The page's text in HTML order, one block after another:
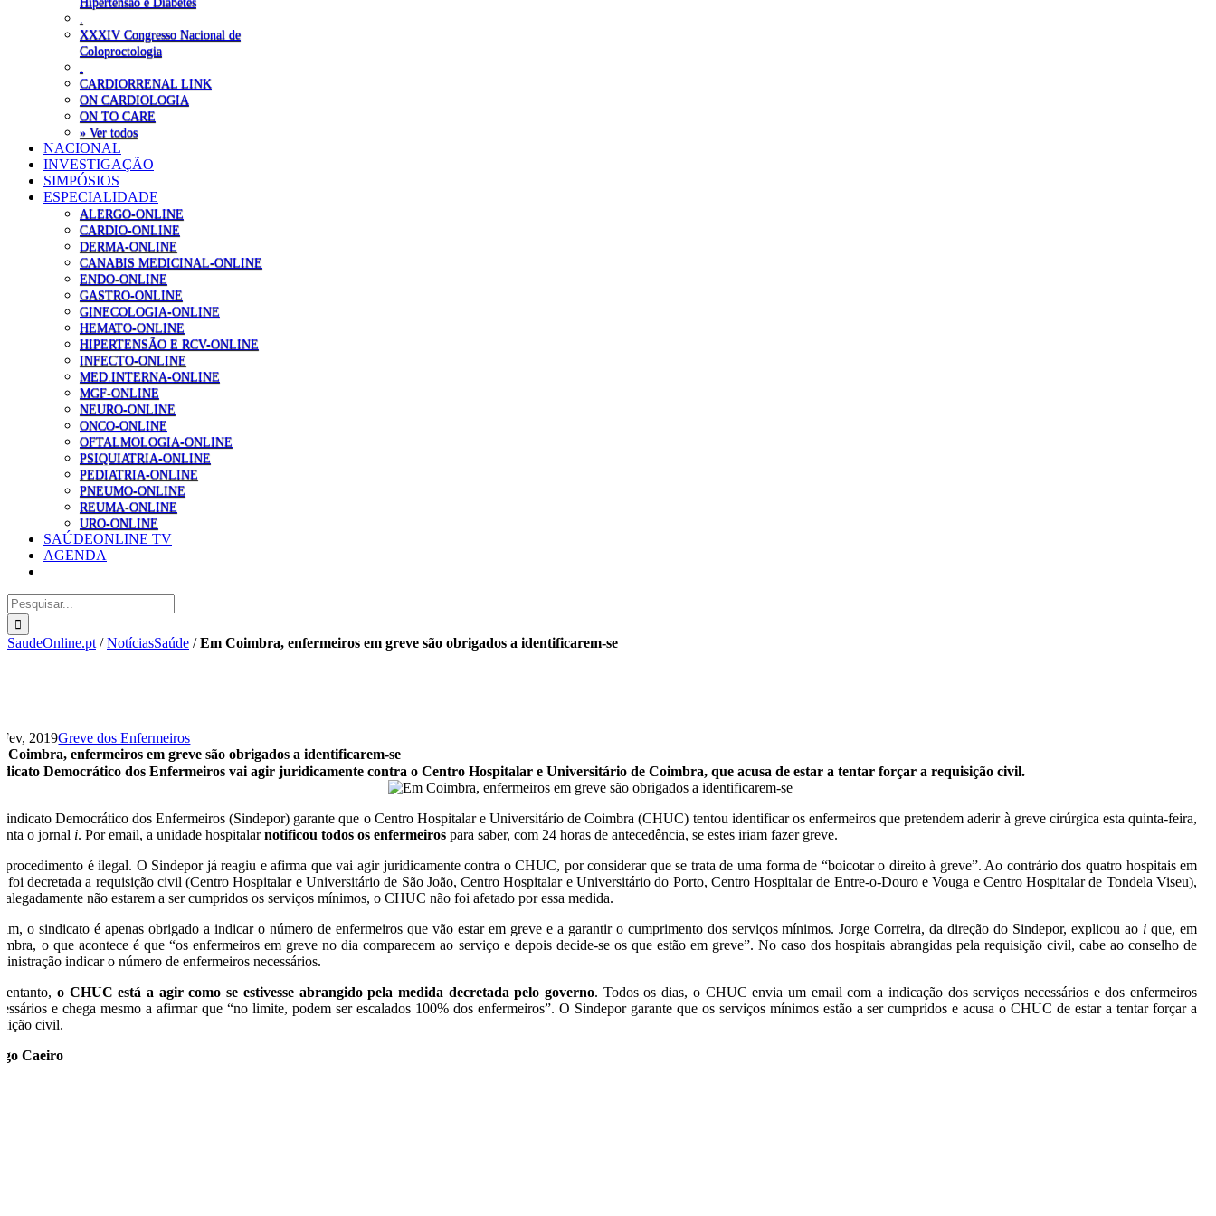
XXXIV Congresso Nacional de
Coloproctologia
CARDIORRENAL LINK
ON CARDIOLOGIA
ON TO CARE
» Ver todos
NACIONAL
INVESTIGAÇÃO
SIMPÓSIOS
ESPECIALIDADE
ALERGO-ONLINE
CARDIO-ONLINE
DERMA-ONLINE
CANABIS MEDICINAL-ONLINE
ENDO-ONLINE
GASTRO-ONLINE
GINECOLOGIA-ONLINE
HEMATO-ONLINE
HIPERTENSÃO E RCV-ONLINE
INFECTO-ONLINE
MED.INTERNA-ONLINE
MGF-ONLINE
NEURO-ONLINE
ONCO-ONLINE
OFTALMOLOGIA-ONLINE
PSIQUIATRIA-ONLINE
PEDIATRIA-ONLINE
PNEUMO-ONLINE
REUMA-ONLINE
URO-ONLINE
SAÚDEONLINE TV
AGENDA
Pesquisar
SaudeOnline.pt /NotíciasSaúde /Em Coimbra, enfermeiros em greve são obrigados a identificarem-se
2019Greve dos Enfermeiros
Coimbra, enfermeiros em greve são obrigados a identificarem-se
Democrático dos Enfermeiros vai agir juridicamente contra o Centro Hospitalar e Universitário de Coimbra, que acusa de estar a tentar forçar a requisição civil.
Democrático dos Enfermeiros (Sindepor) garante que o Centro Hospitalar e Universitário de Coimbra (CHUC) tentou identificar os enfermeiros que pretendem aderir à greve cirúrgica esta quinta-feira,
o jornal i. Por email, a unidade hospitalarnotificou todos os enfermeiros para saber, com 24 horas de antecedência, se estes iriam fazer greve.
procedimento é ilegal. O Sindepor já reagiu e afirma que vai agir juridicamente contra o CHUC, por considerar que se trata de uma forma de “boicotar o direito à greve”. Ao contrário dos quatro hospitais em
foi decretada a requisição civil (Centro Hospitalar e Universitário de São João, Centro Hospitalar e Universitário do Porto, Centro Hospitalar de Entre-o-Douro e Vouga e Centro Hospitalar de Tondela Viseu),
alegadamente não estarem a ser cumpridos os serviços mínimos, o CHUC não foi afetado por essa medida.
o sindicato é apenas obrigado a indicar o número de enfermeiros que vão estar em greve e a garantir o cumprimento dos serviços mínimos. Jorge Correira, da direção do Sindepor, explicou ao i que, em
o que acontece é que “os enfermeiros em greve no dia comparecem ao serviço e depois decide-se os que estão em greve”. No caso dos hospitais abrangidas pela requisição civil, cabe ao conselho de
indicar o número de enfermeiros necessários.
entanto, o CHUC está a agir como se estivesse abrangido pela medida decretada pelo governo. Todos os dias, o CHUC envia um email com a indicação dos serviços necessários e dos enfermeiros
e chega mesmo a afirmar que “no limite, podem ser escalados 100% dos enfermeiros”. O Sindepor garante que os serviços mínimos estão a ser cumpridos e acusa o CHUC de estar a tentar forçar a
civil.
Caeiro